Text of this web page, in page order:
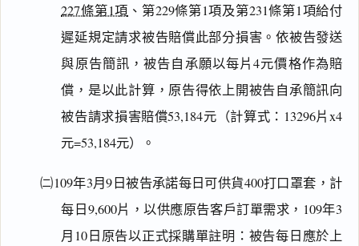
227條第1項 、第229條第1項及第231條第1項給付
遲延規定請求被告賠償此部分損害。依被告發送
與原告簡訊，被告自承願以每片4元價格作為賠
償，是以此計算，原告得依上開被告自承簡訊向
被告請求損害賠償53,184元（計算式：13296片x4
元=53,184元）。
㈡109年3月9日被告承諾每日可供貨400打口罩套，計
每日9,600片，以供應原告客戶訂單需求，109年3
月10日原告以正式採購單註明：被告每日應於上